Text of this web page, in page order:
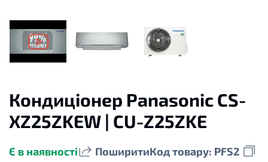
Кондиціонер Panasonic CS-
XZ25ZKEW | CU-Z25ZKE
Є в наявності ПоширитиКод товару: PFS2